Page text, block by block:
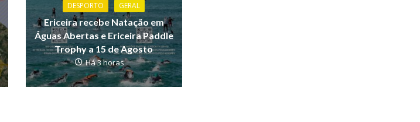
DESPORTO GERAL
Ericeira recebe Natação em
Águas Abertas e Ericeira Paddle
Trophy a 15 de Agosto
Há 3 horas